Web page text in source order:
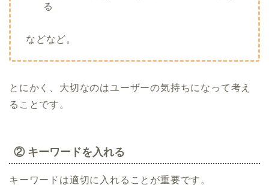
る
などなど。
とにかく、大切なのはユーザーの気持ちになって考え
ることです。
② キーワードを入れる
キーワードは適切に入れることが重要です。